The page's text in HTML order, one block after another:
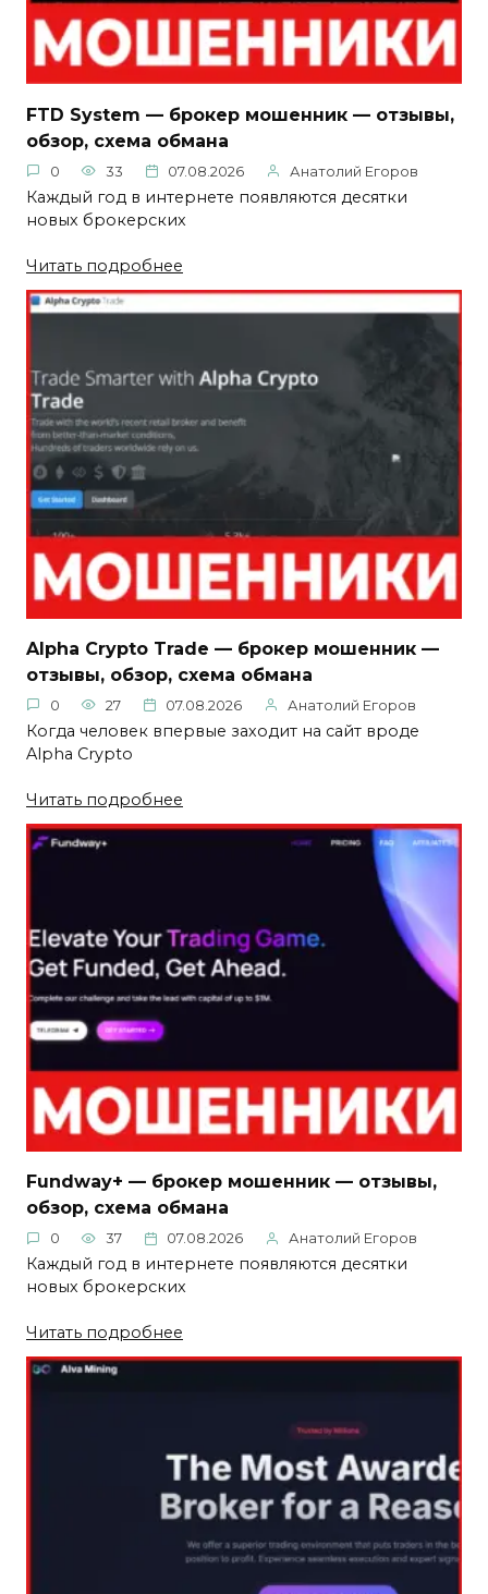
FTD System — брокер мошенник — отзывы,
обзор, схема обмана
0 33 07.08.2026 Анатолий Егоров
Каждый год в интернете появляются десятки
новых брокерских
Читать подробнее
Alpha Crypto Trade — брокер мошенник —
отзывы, обзор, схема обмана
0 27 07.08.2026 Анатолий Егоров
Когда человек впервые заходит на сайт вроде
Alpha Crypto
Читать подробнее
Fundway+ — брокер мошенник — отзывы,
обзор, схема обмана
0 37 07.08.2026 Анатолий Егоров
Каждый год в интернете появляются десятки
новых брокерских
Читать подробнее